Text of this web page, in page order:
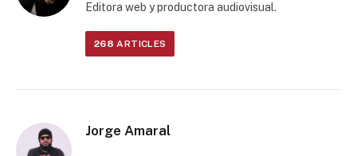
Editora web y productora audiovisual.
268 ARTICLES
Jorge Amaral